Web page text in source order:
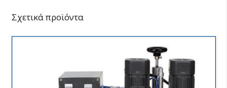
Σχετικά προϊόντα